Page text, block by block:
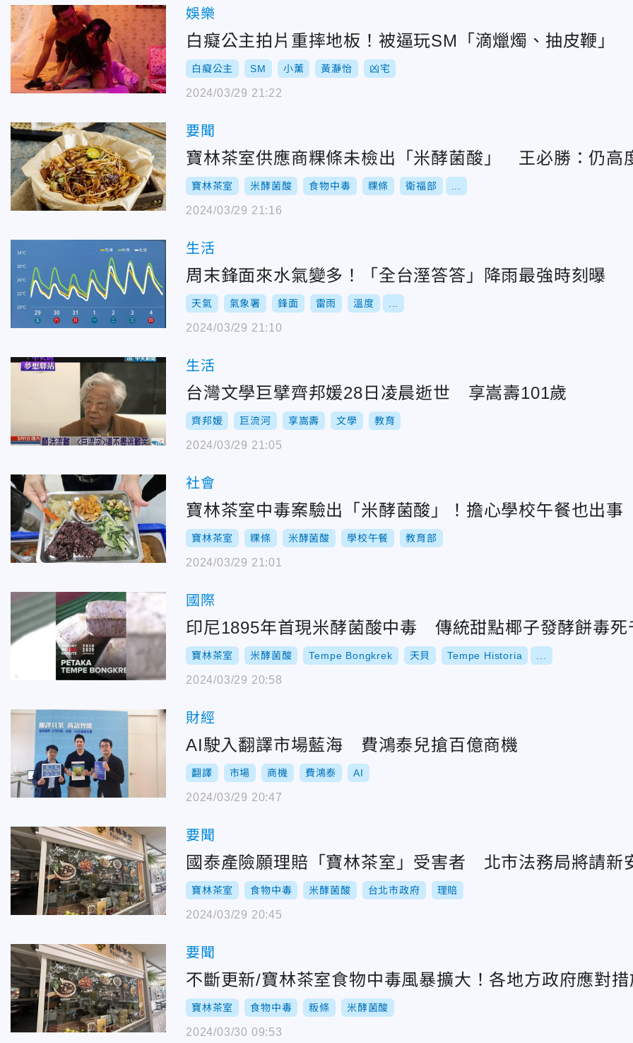
娛樂
白癡公主拍片重摔地板！被逼玩SM「滴爉燭、抽皮鞭」
白癡公主 SM 小薰 黃瀞怡 凶宅
2024/03/29 21:22
要聞
寶林茶室供應商粿條未檢出「米酵菌酸」 王必勝：仍高
寶林茶室 米酵菌酸 食物中毒 粿條 衛福部
2024/03/29 21:16
生活
周末鋒面來水氣變多！「全台溼答答」降雨最強時刻曝
天氣 氣象署 鋒面 雷雨 溫度
2024/03/29 21:10
生活
台灣文學巨擘齊邦媛28日凌晨逝世 享嵩壽101歲
齊邦媛 巨流河 享嵩壽 文學 教育
2024/03/29 21:05
社會
寶林茶室中毒案驗出「米酵菌酸」！擔心學校午餐也出
寶林茶室 粿條 米酵菌酸 學校午餐 教育部
2024/03/29 21:01
國際
印尼1895年首現米酵菌酸中毒 傳統甜點椰子發酵餅毒死
寶林茶室 米酵菌酸 Tempe Bongkrek 天貝 Tempe Historia
2024/03/29 20:58
財經
AI駛入翻譯市場藍海 費鴻泰兒搶百億商機
翻譯 市場 商機 費鴻泰 AI
2024/03/29 20:47
要聞
國泰產險願理賠「寶林茶室」受害者 北市法務局將請新
寶林茶室 食物中毒 米酵菌酸 台北市政府 理賠
2024/03/29 20:45
要聞
不斷更新/寶林茶室食物中毒風暴擴大！各地方政府應對
寶林茶室 食物中毒 粄條 米酵菌酸
2024/03/30 09:53